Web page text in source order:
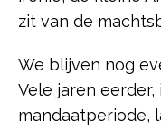
zit van de
We blijven nog
Vele jaren eerder,
mandaatperiode,